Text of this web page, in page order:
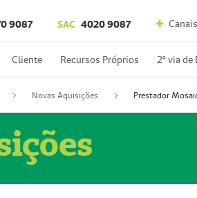
9087 SAC 4020 9087
Cliente Recursos Próprios 2º via de
Novas Aquisições